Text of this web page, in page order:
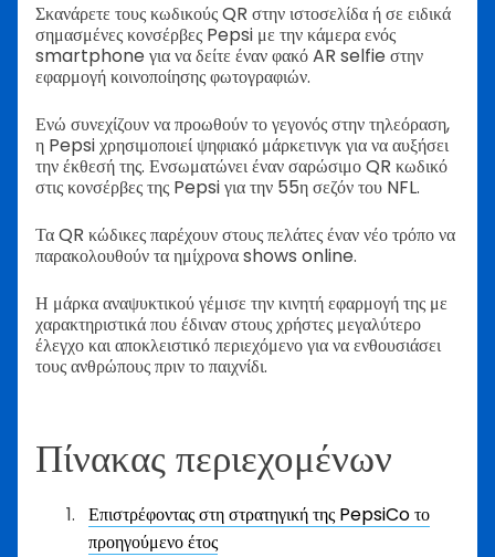
Σκανάρετε τους κωδικούς QR στην ιστοσελίδα ή σε ειδικά
σημασμένες κονσέρβες Pepsi με την κάμερα ενός
smartphone για να δείτε έναν φακό AR selfie στην
εφαρμογή κοινοποίησης φωτογραφιών.
Ενώ συνεχίζουν να προωθούν το γεγονός στην τηλεόραση,
η Pepsi χρησιμοποιεί ψηφιακό μάρκετινγκ για να αυξήσει
την έκθεσή της. Ενσωματώνει έναν σαρώσιμο QR κωδικό
στις κονσέρβες της Pepsi για την 55η σεζόν του NFL.
Τα QR κώδικες παρέχουν στους πελάτες έναν νέο τρόπο να
παρακολουθούν τα ημίχρονα shows online.
Η μάρκα αναψυκτικού γέμισε την κινητή εφαρμογή της με
χαρακτηριστικά που έδιναν στους χρήστες μεγαλύτερο
έλεγχο και αποκλειστικό περιεχόμενο για να ενθουσιάσει
τους ανθρώπους πριν το παιχνίδι.
Πίνακας περιεχομένων
Επιστρέφοντας στη στρατηγική της PepsiCo το
προηγούμενο έτος